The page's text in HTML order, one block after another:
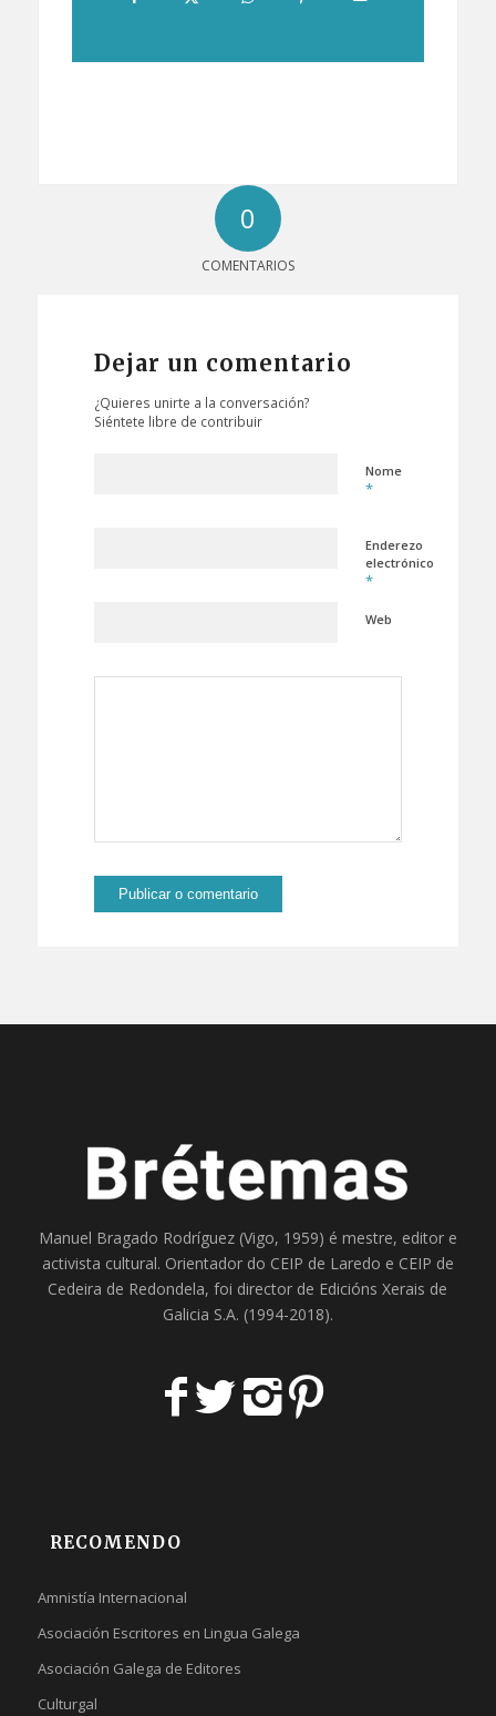
0
COMENTARIOS
Dejar un comentario
¿Quieres unirte a la conversación?
Siéntete libre de contribuir
Nome
*
Enderezo
electrónico
*
Web
Manuel Bragado Rodríguez (Vigo, 1959) é mestre, editor e
activista cultural. Orientador do CEIP de Laredo e CEIP de
Cedeira de Redondela, foi director de Edicións Xerais de
Galicia S.A. (1994-2018).
RECOMENDO
Amnistía Internacional
Asociación Escritores en Lingua Galega
Asociación Galega de Editores
Culturgal